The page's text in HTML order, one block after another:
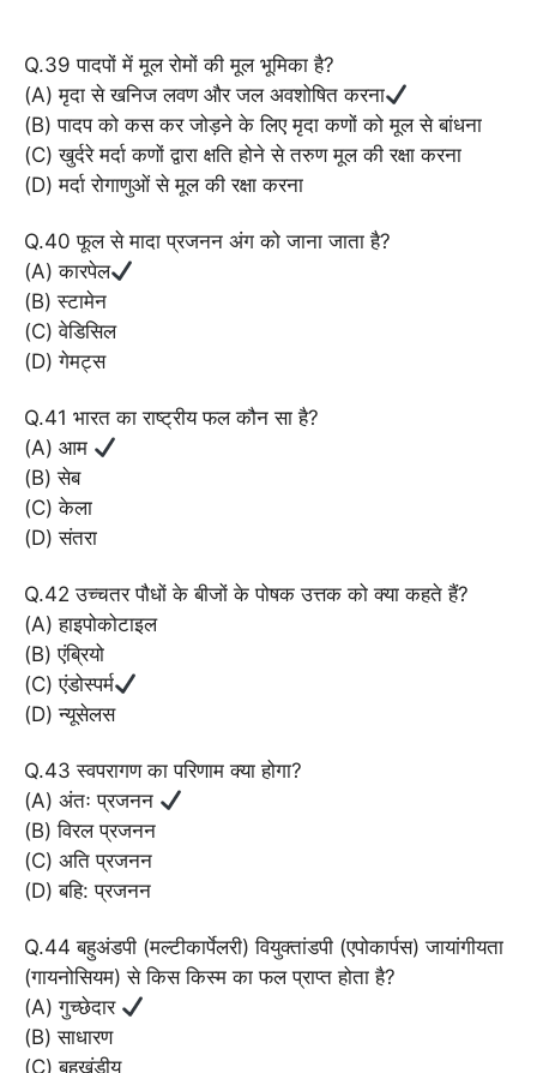
Q.39 पादपों में मूल रोमों की मूल भूमिका है?
(A) मृदा से खनिज लवण और जल अवशोषित करना
(B) पादप को कस कर जोड़ने के लिए मृदा कणों को मूल से बांधना
(C) खुर्दरे मर्दा कणों द्वारा क्षति होने से तरुण मूल की रक्षा करना
(D) मर्दा रोगाणुओं से मूल की रक्षा करना
Q.40 फूल से मादा प्रजनन अंग को जाना जाता है?
(A) कारपेल
(B) स्टामेन
(C) वेडिसिल
(D) गेमट्स
Q.41 भारत का राष्ट्रीय फल कौन सा है?
(A) आम
(B) सेब
(C) केला
(D) संतरा
Q.42 उच्चतर पौधों के बीजों के पोषक उत्तक को क्या कहते हैं?
(A) हाइपोकोटाइल
(B) एंब्रियो
(C) एंडोस्पर्म
(D) न्यूसेलस
Q.43 स्वपरागण का परिणाम क्या होगा?
(A) अंतः प्रजनन
(B) विरल प्रजनन
(C) अति प्रजनन
(D) बहि: प्रजनन
Q.44 बहुअंडपी (मल्टीकार्पेलरी) वियुक्तांडपी (एपोकार्पस) जायांगीयता
(गायनोसियम) से किस किस्म का फल प्राप्त होता है?
(A) गुच्छेदार
(B) साधारण
(C) बहुखंडीय